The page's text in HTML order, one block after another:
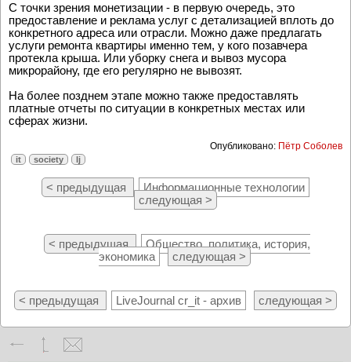
С точки зрения монетизации - в первую очередь, это
предоставление и реклама услуг с детализацией вплоть до
конкретного адреса или отрасли. Можно даже предлагать
услуги ремонта квартиры именно тем, у кого позавчера
протекла крыша. Или уборку снега и вывоз мусора
микрорайону, где его регулярно не вывозят.
На более позднем этапе можно также предоставлять
платные отчеты по ситуации в конкретных местах или
сферах жизни.
Опубликовано: Пётр Соболев
it society lj
< предыдущая
Информационные технологии
следующая >
< предыдущая
Общество, политика, история,
экономика
следующая >
< предыдущая LiveJournal cr_it - архив следующая >